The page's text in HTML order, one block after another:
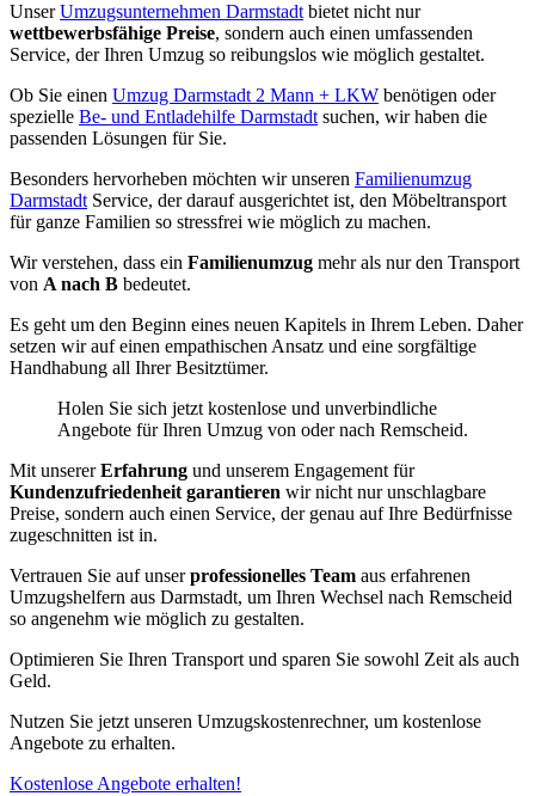
UnserUmzugsunternehmen Darmstadt bietet nicht nur
wettbewerbsfähige Preise, sondern auch einen umfassenden
Service, der Ihren Umzug so reibungslos wie möglich gestaltet.
Ob Sie einen Umzug Darmstadt 2 Mann + LKW benötigen oder
spezielle Be- und Entladehilfe Darmstadt suchen, wir haben die
passenden Lösungen für Sie.
Besonders hervorheben möchten wir unseren Familienumzug
Darmstadt Service, der darauf ausgerichtet ist, den Möbeltransport
für ganze Familien so stressfrei wie möglich zu machen.
Wir verstehen, dass ein Familienumzug mehr als nur den Transport
von A nach B bedeutet.
Es geht um den Beginn eines neuen Kapitels in Ihrem Leben. Daher
setzen wir auf einen empathischen Ansatz und eine sorgfältige
Handhabung all Ihrer Besitztümer.
Holen Sie sich jetzt kostenlose und unverbindliche
Angebote für Ihren Umzug von oder nach Remscheid.
Mit unsererErfahrung und unserem Engagement für
Kundenzufriedenheit garantieren wir nicht nur unschlagbare
Preise, sondern auch einen Service, der genau auf Ihre Bedürfnisse
zugeschnitten ist in.
Vertrauen Sie auf unserprofessionelles Team aus erfahrenen
Umzugshelfern aus Darmstadt, um Ihren Wechsel nach Remscheid
so angenehm wie möglich zu gestalten.
Optimieren Sie Ihren Transport und sparen Sie sowohl Zeit als auch
Geld.
Nutzen Sie jetzt unseren Umzugskostenrechner, um kostenlose
Angebote zu erhalten.
Kostenlose Angebote erhalten!